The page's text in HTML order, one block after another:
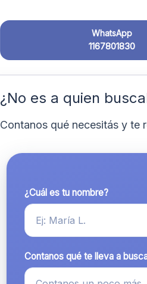
WhatsApp
1167801830
¿No es a quien
Contanos qué necesitás y te
¿Cuál es tu nombre?
Contanos qué te lleva a